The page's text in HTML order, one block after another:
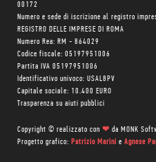
00172
Numero e sede di iscrizione al registro
REGISTRO DELLE IMPRESE DI ROMA
Numero Rea: RM - 864029
Codice fiscale: 05197951006
Partita IVA 05197951006
Identificativo univoco: USAL8PV
Capitale sociale: 10.400 EURO
Trasparenza su aiuti pubblici
Copyright © realizzato con ❤ da MONK
Progetto grafico: Patrizio Marini e Agnese